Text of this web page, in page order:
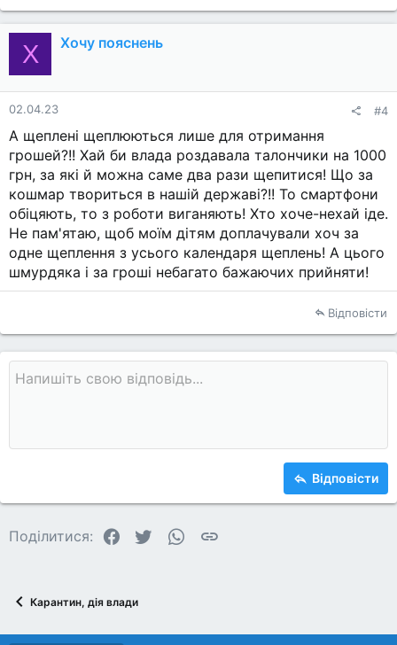
Х Хочу пояснень
02.04.23 #4
А щеплені щеплюються лише для отримання
грошей?!! Хай би влада роздавала талончики на 1000
грн, за які й можна саме два рази щепитися! Що за
кошмар твориться в нашій державі?!! То смартфони
обіцяють, то з роботи виганяють! Хто хоче-нехай іде.
Не пам'ятаю, щоб моїм дітям доплачували хоч за
одне щеплення з усього календаря щеплень! А цього
шмурдяка і за гроші небагато бажаючих прийняти!
Відповісти
Відповісти
Поділитися: Facebook
TwitterWhatsApp
Карантин, дія влади